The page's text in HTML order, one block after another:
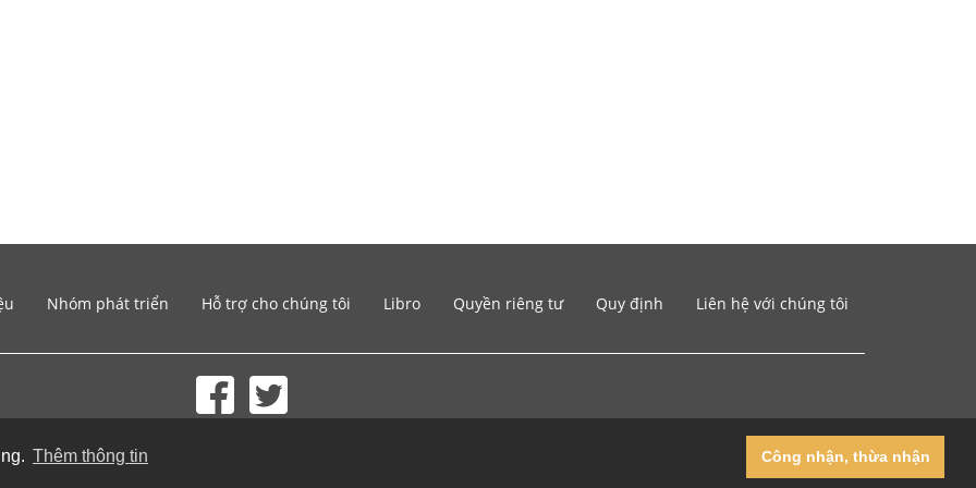
Thêm thông tin Công nhận, thừa nhận
Nhóm phát triển Hỗ trợ cho chúng tôi Libro Quyền riêng tư Quy định Liên hệ với chúng tôi